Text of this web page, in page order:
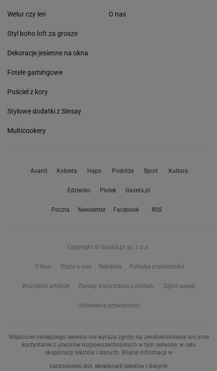
Welur czy len
Styl boho loft za grosze
Dekoracje jesienne na okna
Fotele gamingowe
Pościel z kory
Stylowe dodatki z Sinsay
Multicookery
O nas
Avanti Kobieta Haps Podróże Sport Kultura
Edziecko Plotek Gazeta.pl
Poczta Newsletter Facebook RSS
Copyright © Gazeta.pl sp. z o.o.
O Nas Staże u nas Reklama Polityka prywatności
Wszystkie artykuły Zasady korzystania z portalu Zgłoś uwagi
Ustawienia prywatności
Właściciel niniejszego serwisu nie wyraża zgody na zwielokrotnianie ani inne
korzystanie z utworów rozpowszechnionych w tym serwisie, w celu
eksploracji tekstów i danych. Więcej informacji w
zastrzeżeniu dot. eksploracji tekstów i danych